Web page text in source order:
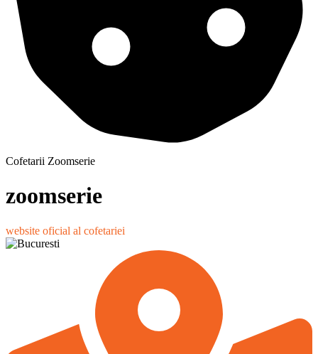
Cofetarii Zoomserie
zoomserie
website oficial al cofetariei